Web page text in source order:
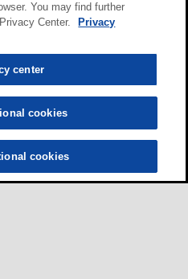
You may find further
Center.
Privacy
center
cookies
cookies